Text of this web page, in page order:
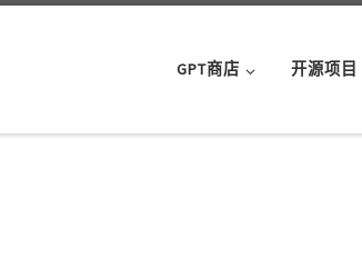
GPT商店 开源项目